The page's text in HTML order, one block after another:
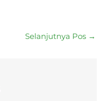
Selanjutnya Pos →